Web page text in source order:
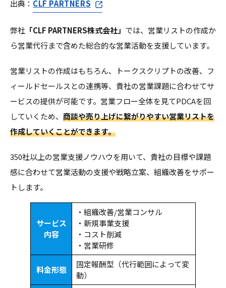
出典： CLF PARTNERS
弊社 「CLF PARTNERS株式会社」 では、営業リストの作成か
ら営業代行まで含めた総合的な営業活動を支援しています。
営業リストの作成はもちろん、トークスクリプトの改善、フ
ィールドセールスとの連携等、貴社の営業課題に合わせてサ
ービスの提供が可能です。営業フロー全体を見てPDCAを回
していくため、 商談や売り上げに繋がりやすい営業リストを
作成していくことができます。
350社以上の営業支援ノウハウを用いて、貴社の目標や課題
感に合わせて営業活動の支援や戦略立案、組織改善をサポー
トします。
サービス
内容
・組織改善/営業コンサル
・新規事業支援
・コスト削減
・営業研修
料金形態
固定報酬型（代行範囲によって変
動）